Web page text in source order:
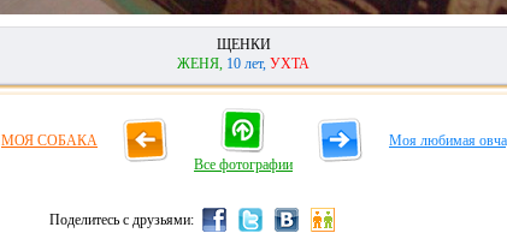
ЩЕНКИ
ЖЕНЯ, 10 лет, УХТА
МОЯ СОБАКА
Все фотографии
Моя любимая
Поделитесь с друзьями: